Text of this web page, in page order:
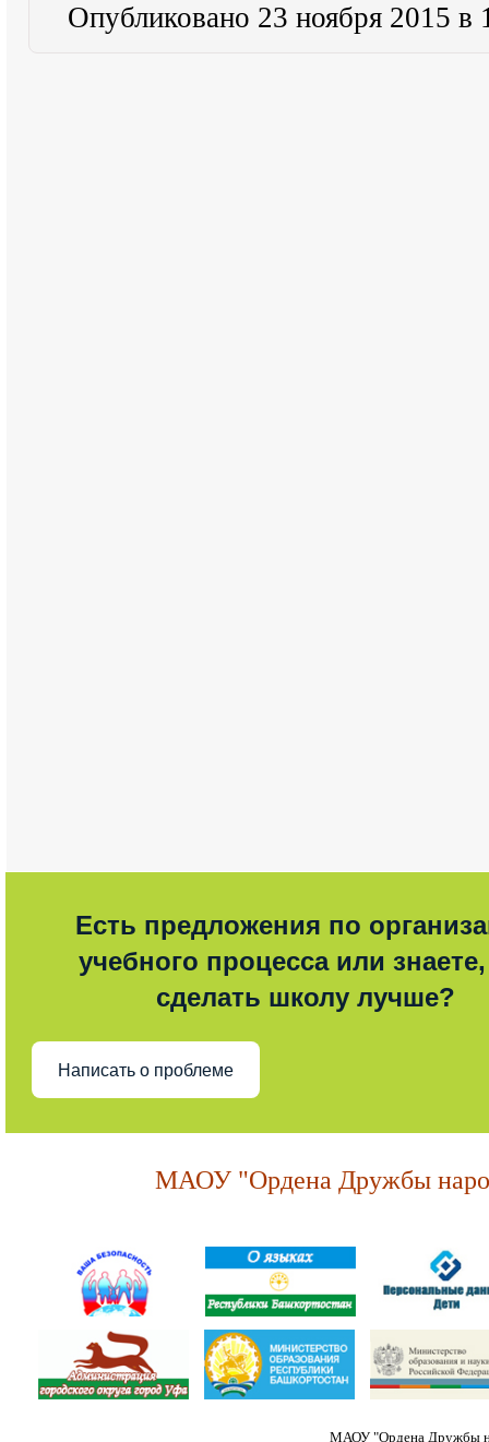
Опубликовано 23 ноября 2015 в
Есть предложения по
учебного процесса или знаете,
сделать школу лучше?
Написать о проблеме
МАОУ "Ордена Дружбы
МАОУ "Ордена Дружбы